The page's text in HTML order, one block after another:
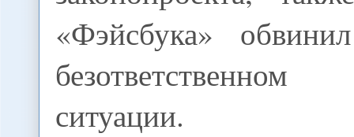
«Фэйсбука»
ситуации.